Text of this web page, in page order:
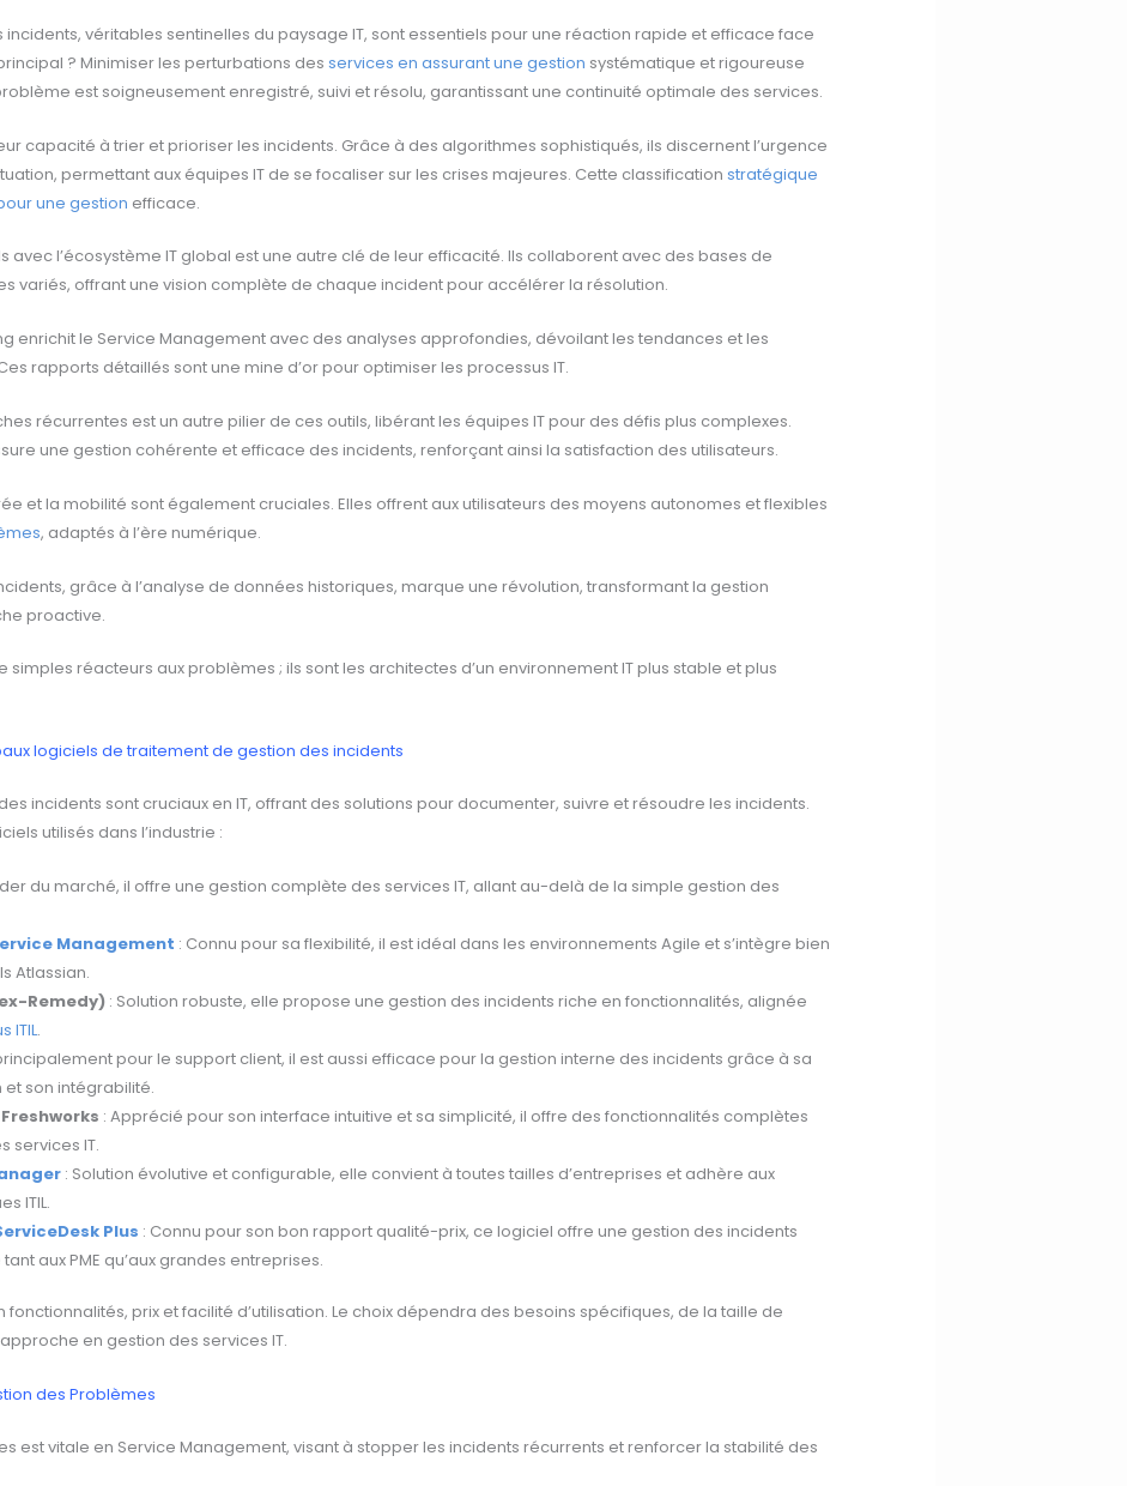
incidents, véritables sentinelles du paysage IT, sont essentiels pour une réaction rapide et efficace face
? Minimiser les perturbations des services en assurant une gestion systématique et rigoureuse
est soigneusement enregistré, suivi et résolu, garantissant une continuité optimale des services.
capacité à trier et prioriser les incidents. Grâce à des algorithmes sophistiqués, ils discernent l’urgence
permettant aux équipes IT de se focaliser sur les crises majeures. Cette classification stratégique
une gestion efficace.
avec l’écosystème IT global est une autre clé de leur efficacité. Ils collaborent avec des bases de
variés, offrant une vision complète de chaque incident pour accélérer la résolution.
enrichit le Service Management avec des analyses approfondies, dévoilant les tendances et les
rapports détaillés sont une mine d’or pour optimiser les processus IT.
récurrentes est un autre pilier de ces outils, libérant les équipes IT pour des défis plus complexes.
une gestion cohérente et efficace des incidents, renforçant ainsi la satisfaction des utilisateurs.
et la mobilité sont également cruciales. Elles offrent aux utilisateurs des moyens autonomes et flexibles
, adaptés à l’ère numérique.
grâce à l’analyse de données historiques, marque une révolution, transformant la gestion
proactive.
simples réacteurs aux problèmes ; ils sont les architectes d’un environnement IT plus stable et plus
logiciels de traitement de gestion des incidents
incidents sont cruciaux en IT, offrant des solutions pour documenter, suivre et résoudre les incidents.
utilisés dans l’industrie :
du marché, il offre une gestion complète des services IT, allant au-delà de la simple gestion des
Management : Connu pour sa flexibilité, il est idéal dans les environnements Agile et s’intègre bien
Atlassian.
Remedy): Solution robuste, elle propose une gestion des incidents riche en fonctionnalités, alignée
ITIL.
pour le support client, il est aussi efficace pour la gestion interne des incidents grâce à sa
et son intégrabilité.
: Apprécié pour son interface intuitive et sa simplicité, il offre des fonctionnalités complètes
services IT.
: Solution évolutive et configurable, elle convient à toutes tailles d’entreprises et adhère aux
ITIL.
Plus : Connu pour son bon rapport qualité-prix, ce logiciel offre une gestion des incidents
aux PME qu’aux grandes entreprises.
fonctionnalités, prix et facilité d’utilisation. Le choix dépendra des besoins spécifiques, de la taille de
en gestion des services IT.
des Problèmes
est vitale en Service Management, visant à stopper les incidents récurrents et renforcer la stabilité des